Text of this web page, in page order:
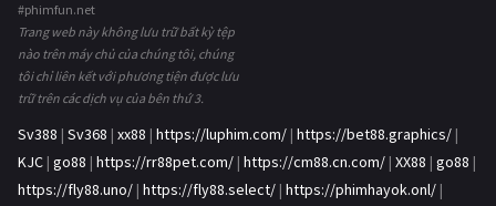
#phimfun.net
Trang web này không lưu trữ bất kỳ tệp
nào trên máy chủ của chúng tôi, chúng
tôi chỉ liên kết với phương tiện được lưu
trữ trên các dịch vụ của bên thứ 3.
Sv388 | Sv368 | xx88 | https://luphim.com/ | https://bet88.graphics/ |
KJC | go88 | https://rr88pet.com/ | https://cm88.cn.com/ | XX88 | go88 |
https://fly88.uno/ | https://fly88.select/ | https://phimhayok.onl/ |